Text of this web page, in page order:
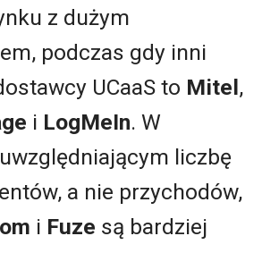
z dużym
podczas gdy inni
UCaaS to Mitel,
i LogMeIn. W
liczbę
a nie przychodów,
i Fuze są bardziej